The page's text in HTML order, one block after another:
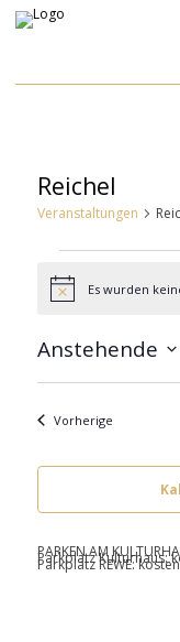
Reichel
Veranstaltungen
HinweisEs wurden
Anstehende
Vorherige
PARKEN AM
Parkplatz Kulturhaus:
Parkplatz REWE: